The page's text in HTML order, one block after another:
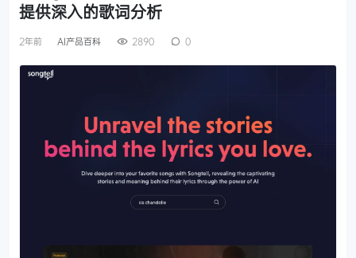
提供深入的歌词分析
2年前 AI产品百科 2890 0